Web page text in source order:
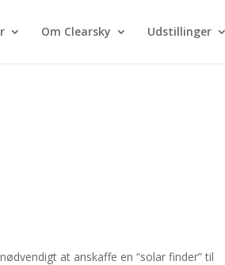
Om Clearsky Udstillinger
at anskaffe en “solar finder” til